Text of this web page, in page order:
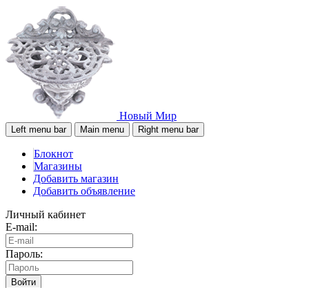
Новый Мир
Left menu bar Main menu Right menu bar
Блокнот
Магазины
Добавить магазин
Добавить объявление
Личный кабинет
E-mail:
Пароль:
Войти